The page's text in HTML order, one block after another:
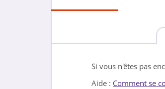
Si vous n'êtes pas
Aide : Comment se